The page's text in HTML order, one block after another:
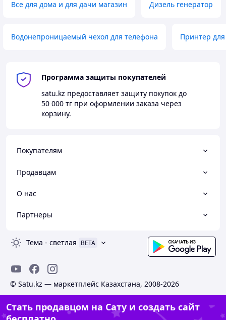
Все для дома и для дачи магазин Дизель генератор
Водонепроницаемый чехол для телефона Принтер
Программа защиты покупателей
satu.kz предоставляет защиту покупок до
50 000 тг при оформлении заказа через
корзину.
Покупателям
Продавцам
О нас
Партнеры
Тема - светлая BETA
© Satu.kz — маркетплейс Казахстана, 2008-2026
Стать продавцом на Сату и создать сайт